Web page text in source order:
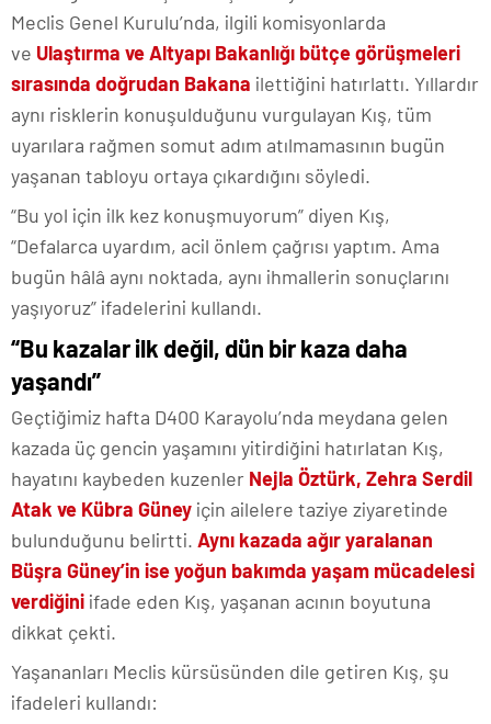
Meclis Genel Kurulu’nda, ilgili komisyonlarda
ve Ulaştırma ve Altyapı Bakanlığı bütçe görüşmeleri
sırasında doğrudan Bakana ilettiğini hatırlattı. Yıllardır
aynı risklerin konuşulduğunu vurgulayan Kış, tüm
uyarılara rağmen somut adım atılmamasının bugün
yaşanan tabloyu ortaya çıkardığını söyledi.
“Bu yol için ilk kez konuşmuyorum” diyen Kış,
“Defalarca uyardım, acil önlem çağrısı yaptım. Ama
bugün hâlâ aynı noktada, aynı ihmallerin sonuçlarını
yaşıyoruz” ifadelerini kullandı.
“Bu kazalar ilk değil, dün bir kaza daha
yaşandı”
Geçtiğimiz hafta D400 Karayolu’nda meydana gelen
kazada üç gencin yaşamını yitirdiğini hatırlatan Kış,
hayatını kaybeden kuzenler Nejla Öztürk, Zehra Serdil
Atak ve Kübra Güney için ailelere taziye ziyaretinde
bulunduğunu belirtti. Aynı kazada ağır yaralanan
Büşra Güney’in ise yoğun bakımda yaşam mücadelesi
verdiğini ifade eden Kış, yaşanan acının boyutuna
dikkat çekti.
Yaşananları Meclis kürsüsünden dile getiren Kış, şu
ifadeleri kullandı: